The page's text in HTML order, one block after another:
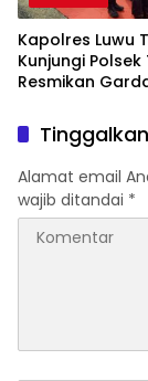
Kapolres Luwu
Kunjungi Polsek
Resmikan
Desa Timampu
Alamat email
wajib ditandai *